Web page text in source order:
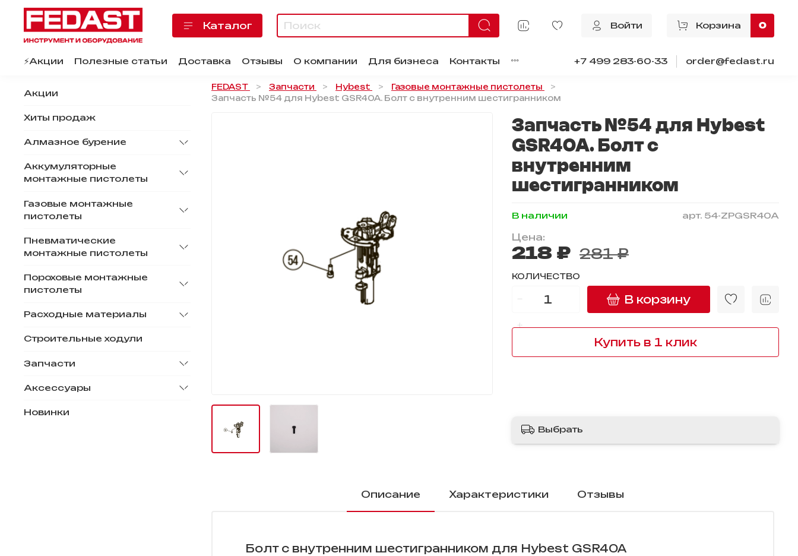
Каталог Войти Корзина 0
⚡️Акции Полезные статьи Доставка Отзывы О компании Для бизнеса Контакты +7 499 283-60-33 order@fedast.ru
FEDAST Запчасти Hybest
Газовые монтажные пистолеты
Запчасть №54 для Hybest GSR40A. Болт с внутренним шестигранником
арт. 54-ZPGSR40A
В наличии
Запчасть №54 для Hybest
GSR40A. Болт с
внутренним
шестигранником
Цена:
218 ₽ 281 ₽
КОЛИЧЕСТВО
В корзину
Купить в 1 клик
Выбрать
Описание Характеристики Отзывы
Болт с внутренним шестигранником для Hybest GSR40A
Акции
Хиты продаж
Алмазное бурение
Аккумуляторные
монтажные пистолеты
Газовые монтажные
пистолеты
Пневматические
монтажные пистолеты
Пороховые монтажные
пистолеты
Расходные материалы
Строительные ходули
Запчасти
Аксессуары
Новинки